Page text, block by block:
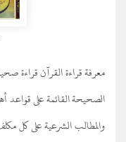
معرفة قراءة القرآن قراءة
الصحيحة القائمة على قواعد
والمطالب الشرعية على كل